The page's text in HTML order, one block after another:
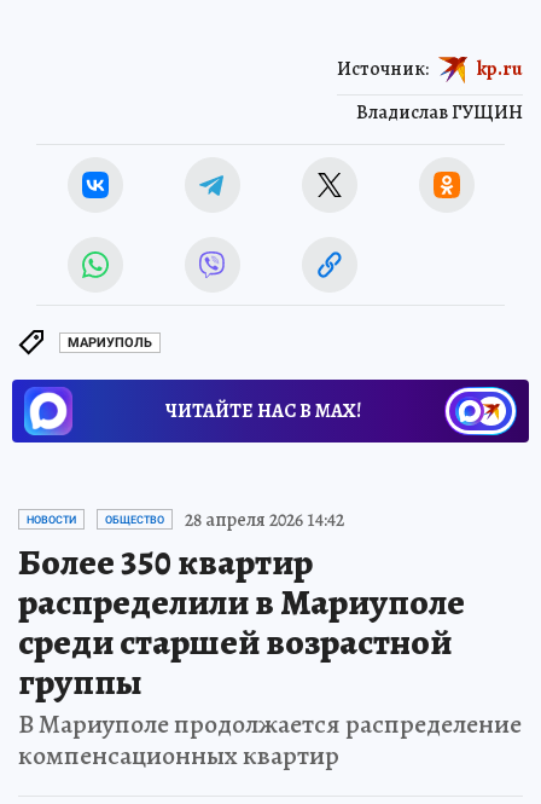
Владислав ГУЩИН
Источник: kp.ru
МАРИУПОЛЬ
ЧИТАЙТЕ НАС В МАХ!
НОВОСТИ ОБЩЕСТВО 28 апреля 2026 14:42
Более 350 квартир
распределили в Мариуполе
среди старшей возрастной
группы
В Мариуполе продолжается распределение
компенсационных квартир